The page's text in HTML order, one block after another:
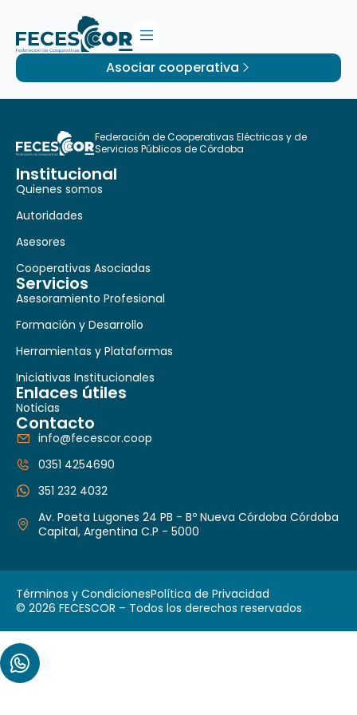
Asociar cooperativa
Federación de Cooperativas Eléctricas y de
Servicios Públicos de Córdoba
Institucional
Quienes somos
Autoridades
Asesores
Cooperativas Asociadas
Servicios
Asesoramiento Profesional
Formación y Desarrollo
Herramientas y Plataformas
Iniciativas Institucionales
Enlaces útiles
Noticias
Contacto
info@fecescor.coop
0351 4254690
351 232 4032
Av. Poeta Lugones 24 PB - Bº Nueva Córdoba Córdoba
Capital, Argentina C.P - 5000
© 2026 FECESCOR – Todos los derechos reservados
Términos y CondicionesPolítica de Privacidad